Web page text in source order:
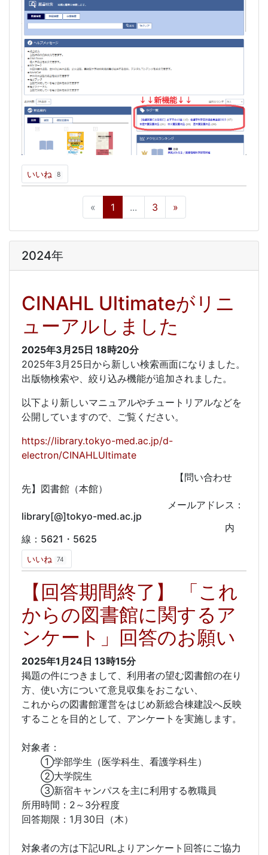
いいね 8
« 1 ... 3 »
2024年
CINAHL Ultimateがリニ
ューアルしました
2025年3月25日 18時20分
2025年3月25日から新しい検索画面になりました。
出版物検索や、絞り込み機能が追加されました。
以下より新しいマニュアルやチュートリアルなどを
公開していますので、ご覧ください。
https://library.tokyo-med.ac.jp/d-
electron/CINAHLUltimate
【問い合わせ
先】図書館（本館）
メールアドレス：
library[@]tokyo-med.ac.jp
内
線：5621・5625
いいね 74
【回答期間終了】 「これ
からの図書館に関するア
ンケート」回答のお願い
2025年1月24日 13時15分
掲題の件につきまして、利用者の望む図書館の在り
方、使い方について意見収集をおこない、
これからの図書館運営をはじめ新総合棟建設へ反映
することを目的として、アンケートを実施します。
対象者：
①学部学生（医学科生、看護学科生）
②大学院生
③新宿キャンパスを主に利用する教職員
所用時間：2～3分程度
回答期限：1月30日（木）
対象者の方は下記URLよりアンケート回答にご協力